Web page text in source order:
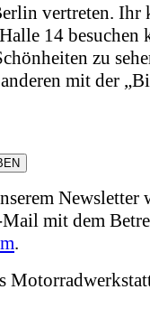
vertreten. Ihr
14 besuchen
zu
mit der
Newsletter
Mail mit dem
.